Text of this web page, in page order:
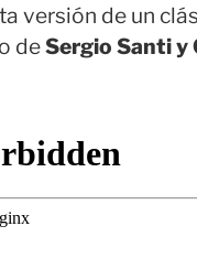
versión de un
deSergio Santi y